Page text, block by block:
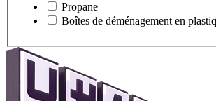
Propane
Boîtes de déménagement en